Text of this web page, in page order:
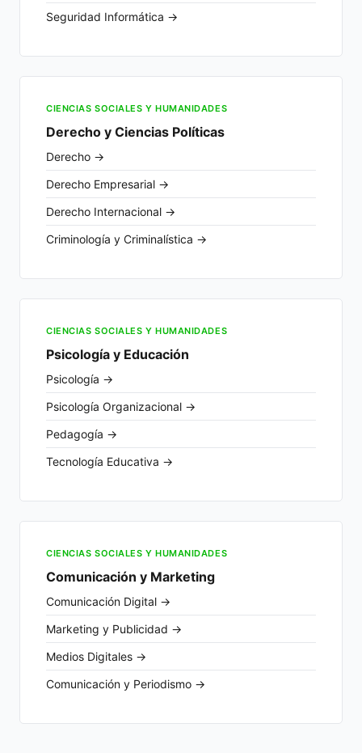
Seguridad Informática →
CIENCIAS SOCIALES Y HUMANIDADES
Derecho y Ciencias Políticas
Derecho →
Derecho Empresarial →
Derecho Internacional →
Criminología y Criminalística →
CIENCIAS SOCIALES Y HUMANIDADES
Psicología y Educación
Psicología →
Psicología Organizacional →
Pedagogía →
Tecnología Educativa →
CIENCIAS SOCIALES Y HUMANIDADES
Comunicación y Marketing
Comunicación Digital →
Marketing y Publicidad →
Medios Digitales →
Comunicación y Periodismo →